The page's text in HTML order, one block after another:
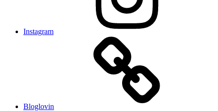
Instagram
Bloglovin